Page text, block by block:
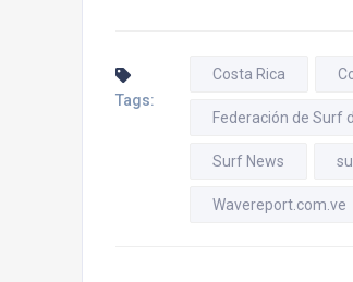
Tags:
Costa Rica
Federación de Surf
Surf News
Wavereport.com.ve